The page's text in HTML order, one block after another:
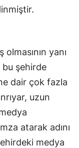
yanı
bu şehirde
dair çok fazla
uzun
atarak adını
medya